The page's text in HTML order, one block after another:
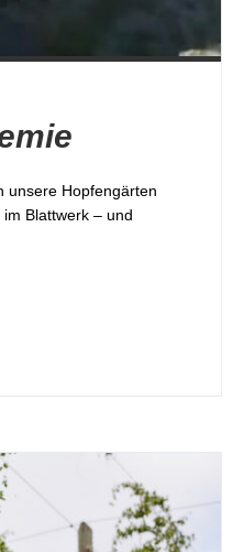
unsere Hopfengärten
Blattwerk – und